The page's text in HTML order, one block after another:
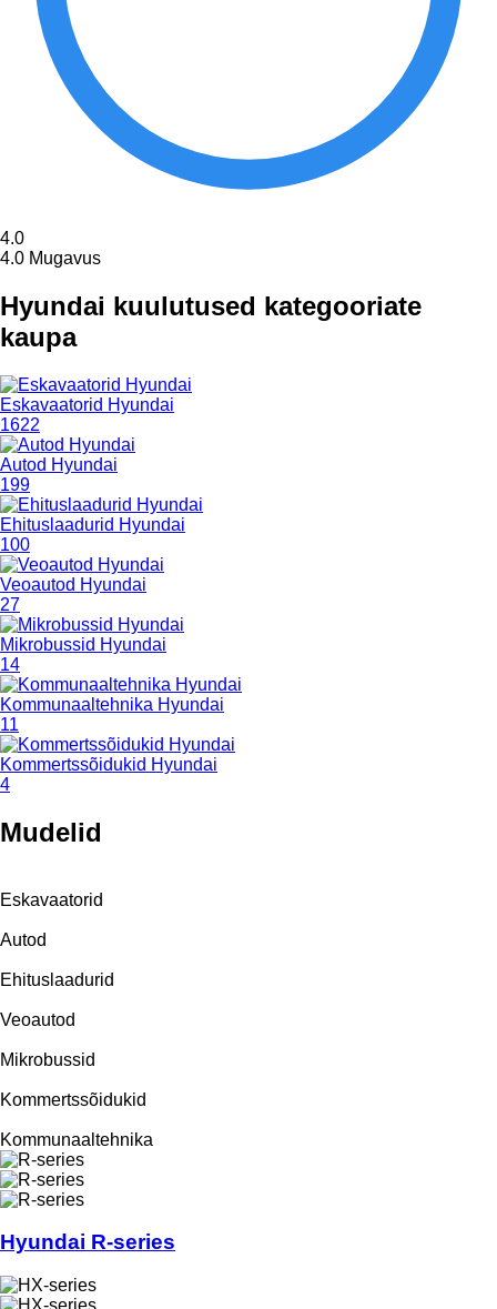
4.0
4.0 Mugavus
Hyundai kuulutused kategooriate
kaupa
Eskavaatorid Hyundai
1622
Autod Hyundai
199
Ehituslaadurid Hyundai
100
Veoautod Hyundai
27
Mikrobussid Hyundai
14
Kommunaaltehnika Hyundai
11
Kommertssõidukid Hyundai
4
Mudelid
Eskavaatorid
Autod
Ehituslaadurid
Veoautod
Mikrobussid
Kommertssõidukid
Kommunaaltehnika
Hyundai R-series